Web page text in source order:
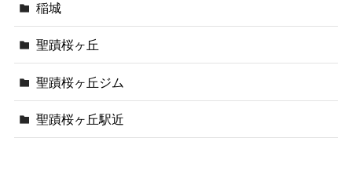
稲城
聖蹟桜ヶ丘
聖蹟桜ヶ丘ジム
聖蹟桜ヶ丘駅近